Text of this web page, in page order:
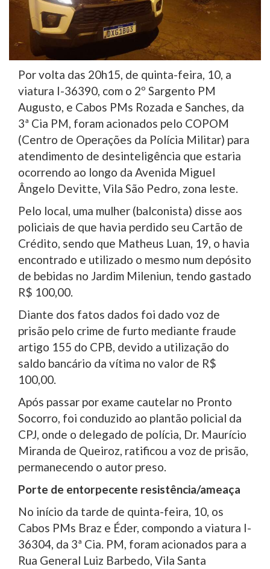
Por volta das 20h15, de quinta-feira, 10, a
viatura I-36390, com o 2º Sargento PM
Augusto, e Cabos PMs Rozada e Sanches, da
3ª Cia PM, foram acionados pelo COPOM
(Centro de Operações da Polícia Militar) para
atendimento de desinteligência que estaria
ocorrendo ao longo da Avenida Miguel
Ângelo Devitte, Vila São Pedro, zona leste.
Pelo local, uma mulher (balconista) disse aos
policiais de que havia perdido seu Cartão de
Crédito, sendo que Matheus Luan, 19, o havia
encontrado e utilizado o mesmo num depósito
de bebidas no Jardim Mileniun, tendo gastado
R$ 100,00.
Diante dos fatos dados foi dado voz de
prisão pelo crime de furto mediante fraude
artigo 155 do CPB, devido a utilização do
saldo bancário da vítima no valor de R$
100,00.
Após passar por exame cautelar no Pronto
Socorro, foi conduzido ao plantão policial da
CPJ, onde o delegado de polícia, Dr. Maurício
Miranda de Queiroz, ratificou a voz de prisão,
permanecendo o autor preso.
Porte de entorpecente resistência/ameaça
No início da tarde de quinta-feira, 10, os
Cabos PMs Braz e Éder, compondo a viatura I-
36304, da 3ª Cia. PM, foram acionados para a
Rua General Luiz Barbedo, Vila Santa